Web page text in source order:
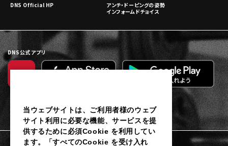
DNS Official HP
アンチ・ドーピングの姿勢
インフォームドチョイス
DNS公式アプリ
当ウェブサイトは、ご利用者様のウェブ
サイト利用に必要な機能、サービスを提
供するために必須Cookie を利用してい
ます。「すべてのCookie を受け入れ